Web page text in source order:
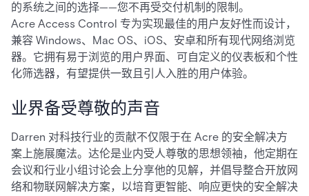
的系统之间的选择——您不再受交付机制的限制。
Acre Access Control 专为实现最佳的用户友好性而设计，
兼容 Windows、Mac OS、iOS、安卓和所有现代网络浏览
器。它拥有易于浏览的用户界面、可自定义的仪表板和个性
化筛选器，有望提供一致且引人入胜的用户体验。
业界备受尊敬的声音
Darren 对科技行业的贡献不仅限于在 Acre 的安全解决方
案上施展魔法。达伦是业内受人尊敬的思想领袖，他定期在
会议和行业小组讨论会上分享他的见解，并倡导整合开放网
络和物联网解决方案，以培育更智能、响应更快的安全解决